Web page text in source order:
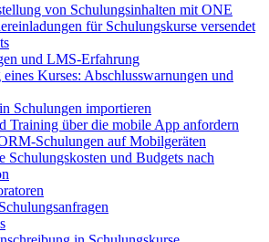
von Schulungsinhalten mit ONE
für Schulungskurse versendet
und LMS-Erfahrung
Kurses: Abschlusswarnungen und
Schulungen importieren
Training über die mobile App anfordern
Schulungen auf Mobilgeräten
Schulungskosten und Budgets nach